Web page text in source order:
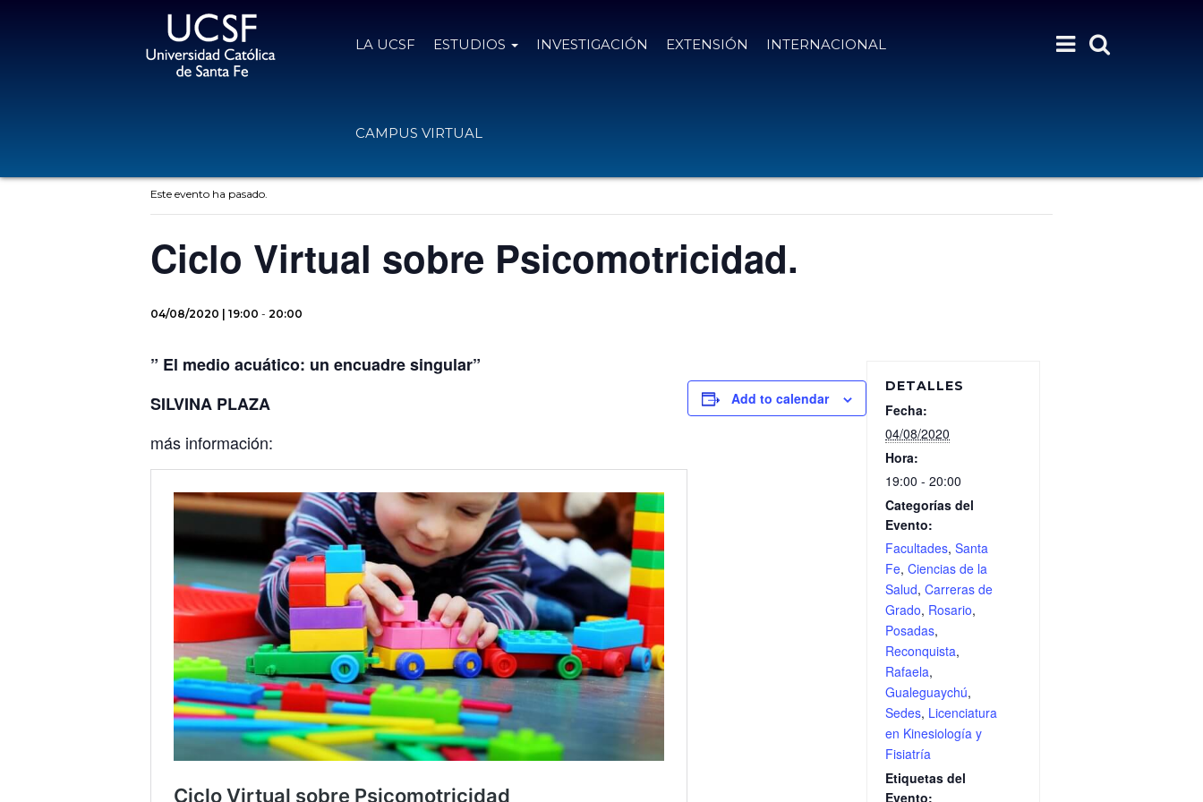
LA UCSF ESTUDIOS INVESTIGACIÓN EXTENSIÓN INTERNACIONAL
CAMPUS VIRTUAL
Este evento ha pasado.
Ciclo Virtual sobre Psicomotricidad.
04/08/2020 | 19:00 - 20:00
” El medio acuático: un encuadre singular”
SILVINA PLAZA
más información:
Add to calendar
DETALLES
Fecha:
04/08/2020
Hora:
19:00 - 20:00
Categorías del
Evento:
Facultades, Santa
Fe, Ciencias de la
Salud, Carreras de
Grado, Rosario,
Posadas,
Reconquista,
Rafaela,
Gualeguaychú,
Sedes, Licenciatura
en Kinesiología y
Fisiatría
Etiquetas del
Evento: